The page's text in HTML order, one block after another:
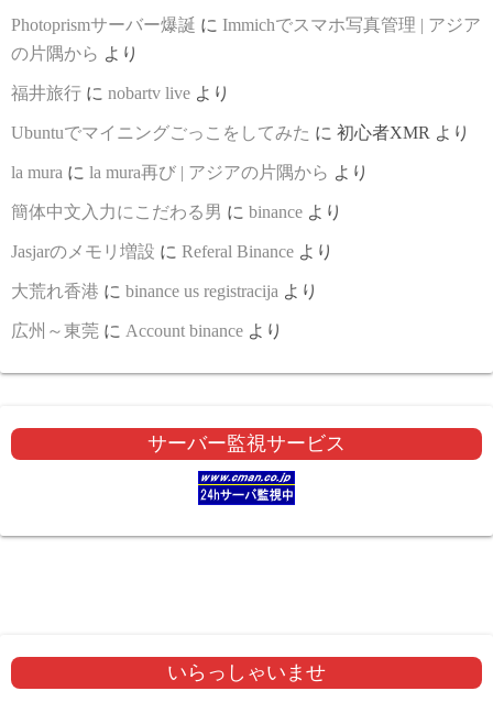
Photoprismサーバー爆誕 に Immichでスマホ写真管理 | アジア
の片隅から より
福井旅行 に nobartv live より
Ubuntuでマイニングごっこをしてみた に 初心者XMR より
la mura に la mura再び | アジアの片隅から より
簡体中文入力にこだわる男 に binance より
Jasjarのメモリ増設 に Referal Binance より
大荒れ香港 に binance us registracija より
広州～東莞 に Account binance より
サーバー監視サービス
いらっしゃいませ